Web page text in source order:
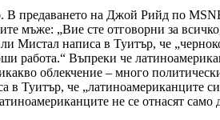
В предаването на Джой Рийд по
мъже: „Вие сте отговорни за
Мистал написа в Туитър, че
работа.“ Въпреки че
облекчение – много
в Туитър, че „латиноамериканците
не се отнасят